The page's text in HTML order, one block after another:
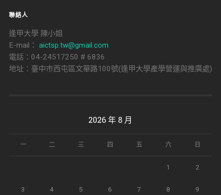
聯絡人
逢甲大學 陳小姐
E-mail： aictsp.tw@gmail.com
電話：04-24517250 # 6836
地址：臺中市西屯區文華路100號(逢甲大學產學營運與推廣處)
2026 年 8 月
一 二 三 四 五 六 日
1 2
3 4 5 6 7 8 9